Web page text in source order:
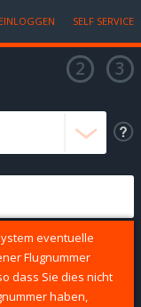
EINLOGGEN SELF SERVICE
eventuelle
Flugnummer
dass Sie dies nicht
haben,